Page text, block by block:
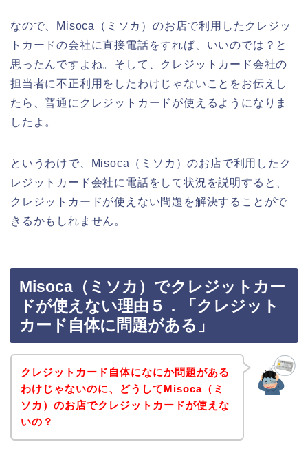
なので、Misoca（ミソカ）のお店で利用したクレジッ
トカードの会社に直接電話をすれば、いいのでは？と
思ったんですよね。そして、クレジットカード会社の
担当者に不正利用をしたわけじゃないことをお伝えし
たら、普通にクレジットカードが使えるようになりま
したよ。
というわけで、Misoca（ミソカ）のお店で利用したク
レジットカード会社に電話をして状況を説明すると、
クレジットカードが使えない問題を解決することがで
きるかもしれません。
Misoca（ミソカ）でクレジットカー
ドが使えない理由５．「クレジット
カード自体に問題がある」
クレジットカード自体になにか問題がある
わけじゃないのに、どうしてMisoca（ミ
ソカ）のお店でクレジットカードが使えな
いの？